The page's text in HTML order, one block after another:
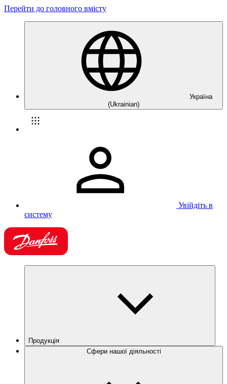
Перейти до головного вмісту
Україна
(Ukrainian)
Увійдіть в
систему
Продукція
Сфери нашої діяльності